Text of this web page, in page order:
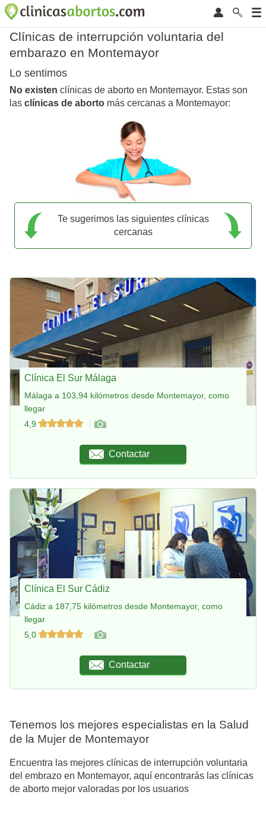
Clínicas de interrupción voluntaria del
embarazo en Montemayor
Lo sentimos
No existen clínicas de aborto en Montemayor. Estas son
las clínicas de aborto más cercanas a Montemayor:
Te sugerimos las siguientes clínicas
cercanas
Clínica El Sur Málaga
Málaga a 103,94 kilómetros desde Montemayor, como
llegar
4,9
Contactar
Clínica El Sur Cádiz
Cádiz a 187,75 kilómetros desde Montemayor, como
llegar
5,0
Contactar
Tenemos los mejores especialistas en la Salud
de la Mujer de Montemayor
Encuentra las mejores clínicas de interrupción voluntaria
del embrazo en Montemayor, aquí encontrarás las clínicas
de aborto mejor valoradas por los usuarios